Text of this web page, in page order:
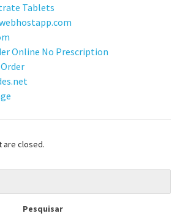
Tablets
Online No Prescription
are closed.